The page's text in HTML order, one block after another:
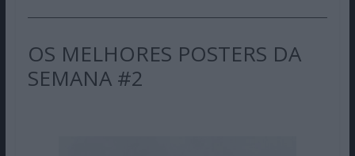
OS MELHORES POSTERS DA
SEMANA #2